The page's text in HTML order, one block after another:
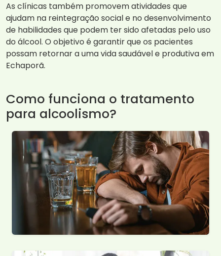
As clínicas também promovem atividades que
ajudam na reintegração social e no desenvolvimento
de habilidades que podem ter sido afetadas pelo uso
do álcool. O objetivo é garantir que os pacientes
possam retornar a uma vida saudável e produtiva em
Echaporã.
Como funciona o tratamento
para alcoolismo?